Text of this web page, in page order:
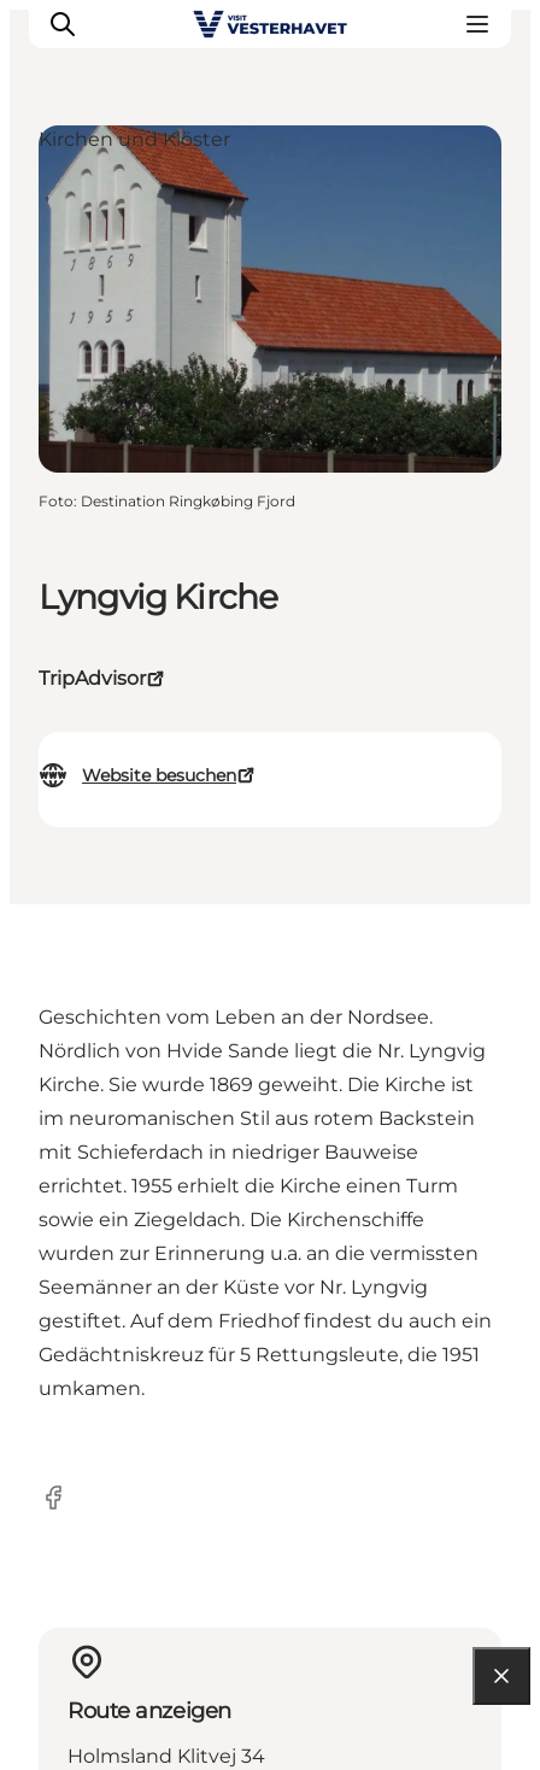
Events
Erlebnisse
Unsere Städte
Essen & Übernachtung
Tickets kaufen
Plane deine Reise
Lyngvig Kirche
TripAdvisor
Website besuchen
Kirchen und Klöster
Foto: Destination Ringkøbing Fjord
Geschichten vom Leben an der Nordsee.
Nördlich von Hvide Sande liegt die Nr. Lyngvig
Kirche. Sie wurde 1869 geweiht. Die Kirche ist
im neuromanischen Stil aus rotem Backstein
mit Schieferdach in niedriger Bauweise
errichtet. 1955 erhielt die Kirche einen Turm
sowie ein Ziegeldach. Die Kirchenschiffe
wurden zur Erinnerung u.a. an die vermissten
Seemänner an der Küste vor Nr. Lyngvig
gestiftet. Auf dem Friedhof findest du auch ein
Gedächtniskreuz für 5 Rettungsleute, die 1951
umkamen.
Facebook
Route anzeigen
Holmsland Klitvej 34